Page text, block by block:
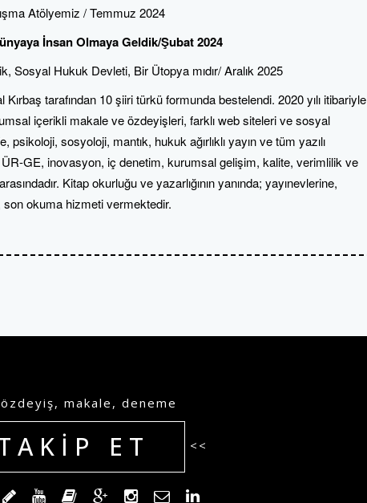
Atölyemiz / Temmuz 2024
İnsan Olmaya Geldik/Şubat 2024
Sosyal Hukuk Devleti, Bir Ütopya mıdır/ Aralık 2025
tarafından 10 şiiri türkü formunda bestelendi. 2020 yılı itibariyle
içerikli makale ve özdeyişleri, farklı web siteleri ve sosyal
psikoloji, sosyoloji, mantık, hukuk ağırlıklı yayın ve tüm yazılı
GE, inovasyon, iç denetim, kurumsal gelişim, kalite, verimlilik ve
Kitap okurluğu ve yazarlığının yanında; yayınevlerine,
son okuma hizmeti vermektedir.
makale, deneme
ET <<